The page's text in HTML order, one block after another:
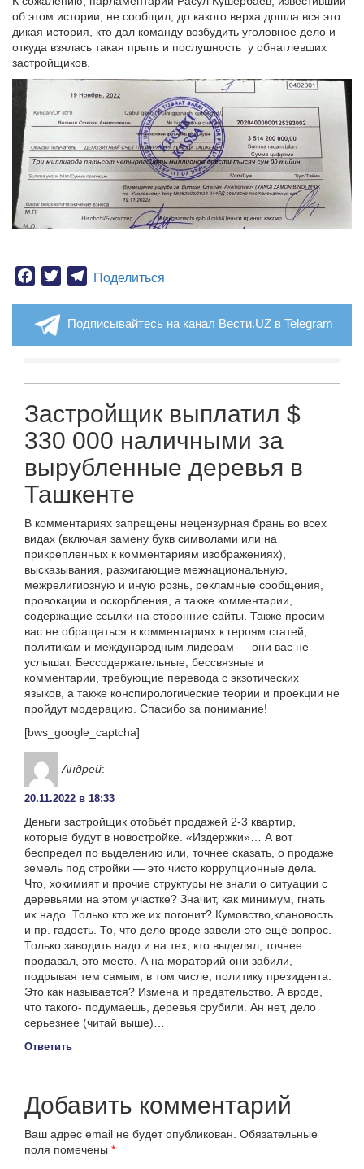
об этом истории, не сообщил, до какого верха дошла вся это
дикая история, кто дал команду возбудить уголовное дело и
откуда взялась такая прыть и послушность у обнаглевших
застройщиков.
Facebook
TwitterTelegram
Поделиться
Подписывайтесь на канал Вести.UZ в Telegram
Застройщик выплатил $
330 000 наличными за
вырубленные деревья в
Ташкенте
В комментариях запрещены нецензурная брань во всех
видах (включая замену букв символами или на
прикрепленных к комментариям изображениях),
высказывания, разжигающие межнациональную,
межрелигиозную и иную рознь, рекламные сообщения,
провокации и оскорбления, а также комментарии,
содержащие ссылки на сторонние сайты. Также просим
вас не обращаться в комментариях к героям статей,
политикам и международным лидерам — они вас не
услышат. Бессодержательные, бессвязные и
комментарии, требующие перевода с экзотических
языков, а также конспирологические теории и проекции не
пройдут модерацию. Спасибо за понимание!
[bws_google_captcha]
Андрей:
20.11.2022 в 18:33
Деньги застройщик отобьёт продажей 2-3 квартир,
которые будут в новостройке. «Издержки»… А вот
беспредел по выделению или, точнее сказать, о продаже
земель под стройки — это чисто коррупционные дела.
Что, хокимият и прочие структуры не знали о ситуации с
деревьями на этом участке? Значит, как минимум, гнать
их надо. Только кто же их погонит? Кумовство,клановость
и пр. гадость. То, что дело вроде завели-это ещё вопрос.
Только заводить надо и на тех, кто выделял, точнее
продавал, это место. А на мораторий они забили,
подрывая тем самым, в том числе, политику президента.
Это как называется? Измена и предательство. А вроде,
что такого- подумаешь, деревья срубили. Ан нет, дело
серьезнее (читай выше)…
Ответить
Добавить комментарий
Ваш адрес email не будет опубликован. Обязательные
поля помечены *